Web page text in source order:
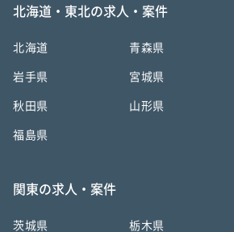
北海道・東北の求人・案件
北海道 青森県
岩手県 宮城県
秋田県 山形県
福島県
関東の求人・案件
茨城県 栃木県